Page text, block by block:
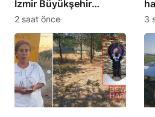
İzmir Büyükşehir
Belediyesi
soruşturmasında
tutuklandı
2 saat önce 3